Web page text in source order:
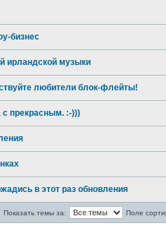
бизнес
ирландской музыки
любители блок-флейты!
с прекрасным. :-)))
в этот раз обновления
Показать темы за: Поле